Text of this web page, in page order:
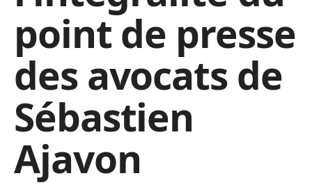
point de presse
des avocats de
Sébastien
Ajavon